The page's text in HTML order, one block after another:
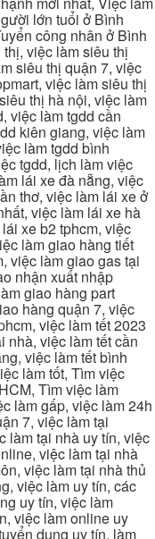
lớn tuổi ở Bình
công nhân ở Bình
việc làm siêu thị
siêu thị quận 7, việc
việc làm siêu thị
thị hà nội, việc làm
việc làm tgdd cần
kiên giang, việc làm
làm tgdd bình
tgdd, lịch làm việc
lái xe đà nẵng, việc
thơ, việc làm lái xe ở
việc làm lái xe hà
xe b2 tphcm, việc
làm giao hàng tiết
việc làm giao gas tại
nhận xuất nhập
giao hàng part
hàng quận 7, việc
việc làm tết 2023
nhà, việc làm tết cần
việc làm tết bình
làm tốt, Tìm việc
Tìm việc làm
làm gấp, việc làm 24h
7, việc làm tại
làm tại nhà uy tín, việc
việc làm tại nhà
việc làm tại nhà thủ
việc làm uy tín, các
uy tín, việc làm
việc làm online uy
dụng uy tín, làm